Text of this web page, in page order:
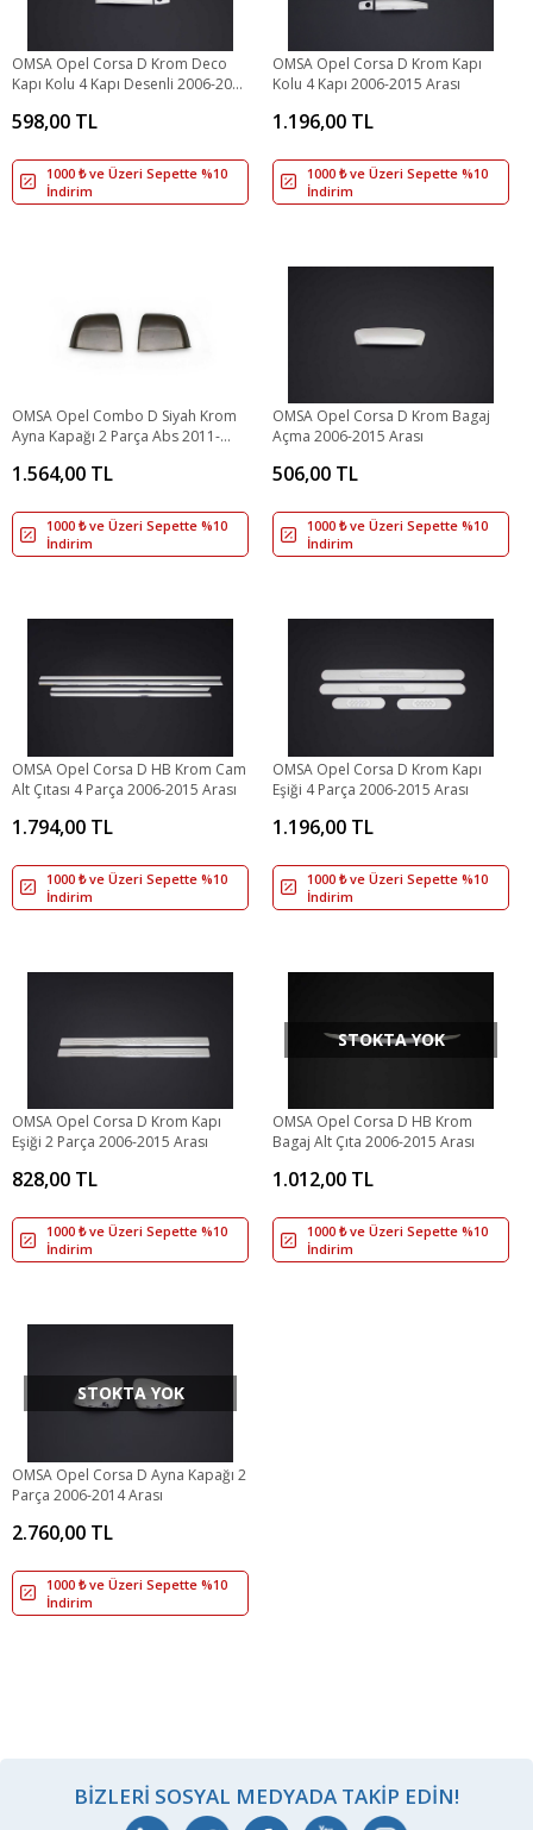
OMSA Opel Corsa D Krom Deco
Kapı Kolu 4 Kapı Desenli 2006-2015
598,00 TL
1000 ₺ ve Üzeri Sepette %10
İndirim
OMSA Opel Corsa D Krom Kapı
Kolu 4 Kapı 2006-2015 Arası
1.196,00 TL
1000 ₺ ve Üzeri Sepette %10
İndirim
OMSA Opel Combo D Siyah Krom
Ayna Kapağı 2 Parça Abs 2011-
1.564,00 TL
1000 ₺ ve Üzeri Sepette %10
İndirim
OMSA Opel Corsa D Krom Bagaj
Açma 2006-2015 Arası
506,00 TL
1000 ₺ ve Üzeri Sepette %10
İndirim
OMSA Opel Corsa D HB Krom Cam
Alt Çıtası 4 Parça 2006-2015 Arası
1.794,00 TL
1000 ₺ ve Üzeri Sepette %10
İndirim
OMSA Opel Corsa D Krom Kapı
Eşiği 4 Parça 2006-2015 Arası
1.196,00 TL
1000 ₺ ve Üzeri Sepette %10
İndirim
OMSA Opel Corsa D Krom Kapı
Eşiği 2 Parça 2006-2015 Arası
828,00 TL
1000 ₺ ve Üzeri Sepette %10
İndirim
STOKTA YOK
OMSA Opel Corsa D HB Krom
Bagaj Alt Çıta 2006-2015 Arası
1.012,00 TL
1000 ₺ ve Üzeri Sepette %10
İndirim
STOKTA YOK
OMSA Opel Corsa D Ayna Kapağı 2
Parça 2006-2014 Arası
2.760,00 TL
1000 ₺ ve Üzeri Sepette %10
İndirim
BIZLERI SOSYAL MEDYADA TAKIP EDIN!